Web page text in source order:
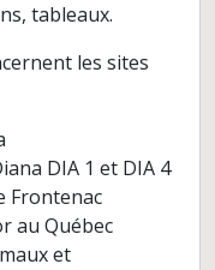
tableaux.
les sites
DIA 1 et DIA 4
Frontenac
au Québec
et